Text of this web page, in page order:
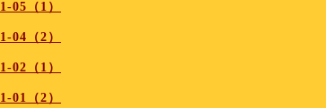
05（1）
04（2）
02（1）
01（2）